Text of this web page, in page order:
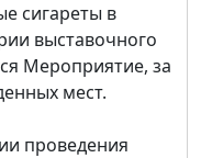
сигареты в
выставочного
Мероприятие, за
мест.
проведения